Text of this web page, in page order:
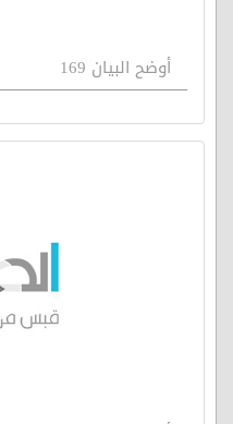
أوضح البيان 169